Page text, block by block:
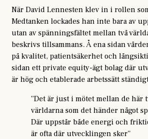
När David Lennesten klev in i rollen
Medtanken lockades han inte bara av
utan av spänningsfältet mellan två
beskrivs tillsammans. Å ena sidan
på kvalitet, patientsäkerhet och
sidan ett private equity-ägt bolag där
är hög och etablerade arbetssätt
”Det är just i mötet mellan de här
världarna som det händer något
Där uppstår både energi och
är ofta där utvecklingen sker”